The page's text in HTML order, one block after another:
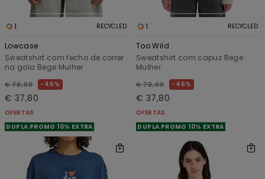
1 RECYCLED
Lowcase
Sweatshirt com fecho de correr
na gola Bege Mulher
€ 70,00 46%
€ 37,80
OFERTAS
DUPLA PROMO 10% EXTRA
1 RECYCLED
Too Wild
Sweatshirt com capuz Bege
Mulher
€ 70,00 46%
€ 37,80
OFERTAS
DUPLA PROMO 10% EXTRA